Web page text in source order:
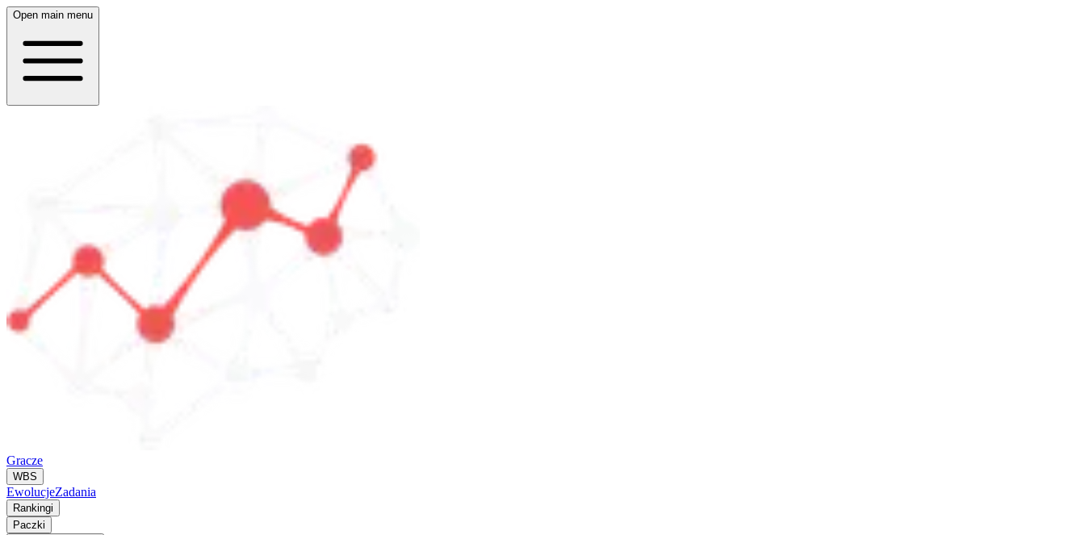
Open main menu
Gracze
WBS
EwolucjeZadania
Rankingi
Paczki